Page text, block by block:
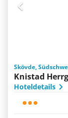
Skövde,
Knistad
Hoteldetails